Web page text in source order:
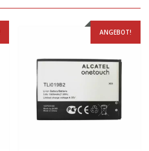
ANGEBOT!